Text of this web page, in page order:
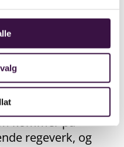
forberede seg
kommer for å få
med en bedre
kommer på
regeverk, og